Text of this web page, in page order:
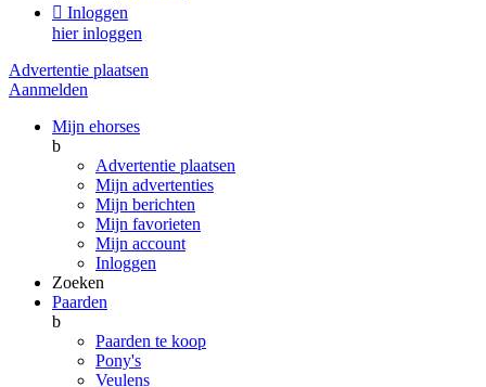
 Inloggen
hier inloggen
Advertentie plaatsen
Aanmelden
Mijn ehorses
b
Advertentie plaatsen
Mijn advertenties
Mijn berichten
Mijn favorieten
Mijn account
Inloggen
Zoeken
Paarden
b
Paarden te koop
Pony's
Veulens